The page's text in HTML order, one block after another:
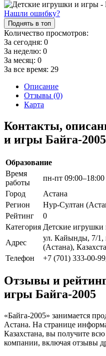
Нашли ошибку?
Поднять в топ
Количество просмотров:
За сегодня: 0
За неделю: 0
За месяц: 0
За все время: 29
Описание
Отзывы (0)
Карта
Контакты,
и игры Байга-2005
Образование
Время
работы
пн-пт 09:00–18:00
Город
Астана
Регион
Нур-Султан
Рейтинг
0
Категория Детские
Адрес
ул. Кайынды, 7/1,
(Астана),
Телефон
+7 (701) 333-00-
Отзывы и
игры Байга-2005
«Байга-2005» занимается
Астана. На странице
Казахстана, вы получите
компании, включая отзывы